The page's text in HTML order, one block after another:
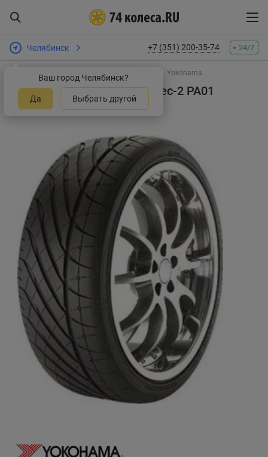
Челябинск
Ваш город Челябинск?
Да Выбрать другой
+7 (351) 200-35-74 24/7
Интернет-магазин шин и дисков Yokohama
Шины Yokohama Parada Spec-2 PA01
Оставить отзыв